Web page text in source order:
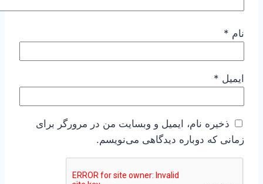
نام *
ایمیل *
ذخیره نام، ایمیل و وبسایت من در مرورگر برای
زمانی که دوباره دیدگاهی می‌نویسم.